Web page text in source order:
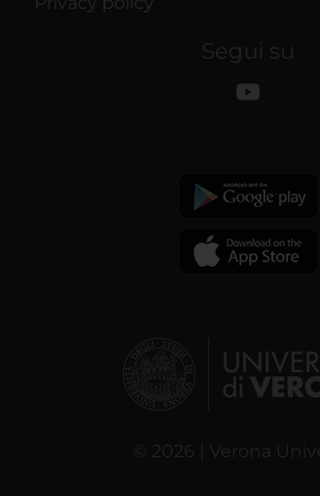
Segui su
© 2026 | Verona